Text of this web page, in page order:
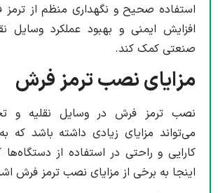
استفاده صحیح و نگهداری منظم از ترمز
افزایش ایمنی و بهبود عملکرد وسایل
صنعتی کمک کند.
مزایای نصب ترمز فرش
نصب ترمز فرش در وسایل نقلیه و
می‌تواند مزایای زیادی داشته باشد که
کارایی و راحتی در استفاده از
اینجا به برخی از مزایای نصب ترمز فرش